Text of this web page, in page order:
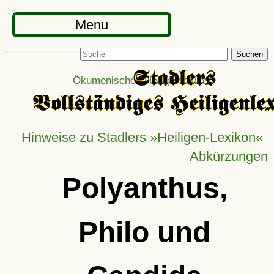
Menu
Suchen
Hinweise zu Stadlers »Heiligen-Lexikon«
Abkürzungen
Polyanthus,
Philo und
Ökumenisches Heiligenlexikon